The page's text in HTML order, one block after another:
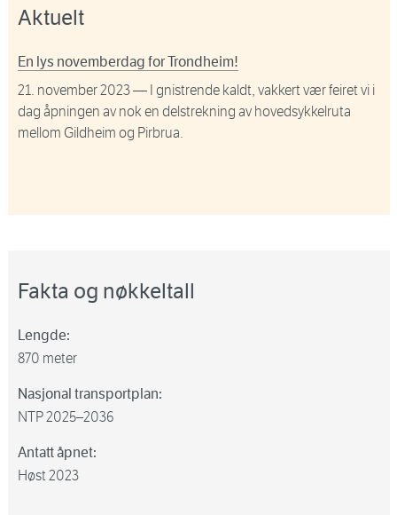
Aktuelt
En lys novemberdag for Trondheim!
21. november 2023— I gnistrende kaldt, vakkert vær feiret vi i
dag åpningen av nok en delstrekning av hovedsykkelruta
mellom Gildheim og Pirbrua.
Fakta og nøkkeltall
Lengde:
870 meter
Nasjonal transportplan:
NTP 2025–2036
Antatt åpnet:
Høst 2023